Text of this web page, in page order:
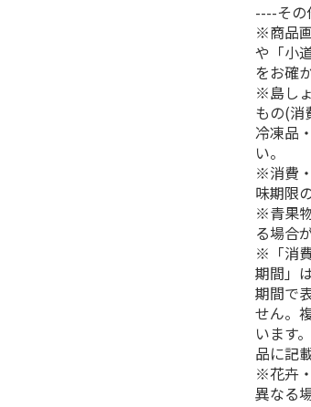
----その
※商品
や「小
をお確
※島し
もの(消
冷凍品
い。
※消費
味期限
※青果
る場合
※「消
期間」
期間で
せん。
います
品に記
※花卉
異なる